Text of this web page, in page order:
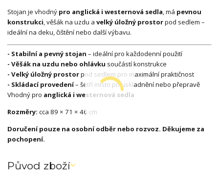
Stojan je vhodný pro anglická i westernová sedla, má pevnou
konstrukci, věšák na uzdu a velký úložný prostorpod sedlem –
ideální na deku, čištění nebo další výbavu.
- Stabilní a pevný stojan – ideální pro každodenní použití
- Věšák na uzdu nebo ohlávku součástí konstrukce
- Velký úložný prostorpod sedlem pro maximální praktičnost
- Skládací provedení– šetří místo při uskladnění nebo přepravě
Vhodný pro anglická i westernová sedla
Rozměry: cca 89 × 71 × 46 cm
Doručení pouze na osobní odběr nebo rozvoz. Děkujeme za
pochopení.
Původ zboží